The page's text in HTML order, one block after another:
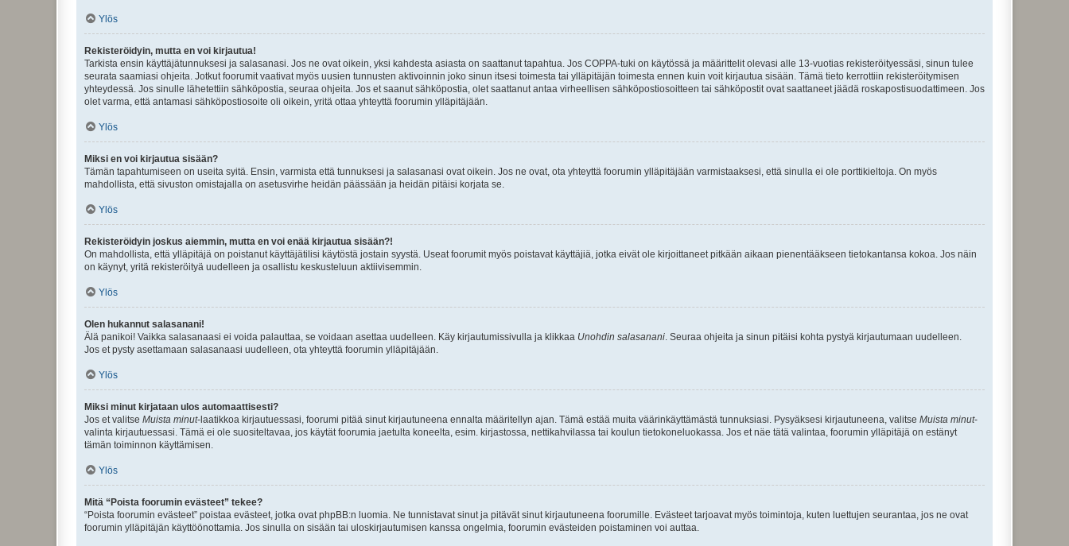
Ylös
Rekisteröidyin, mutta en voi kirjautua!
Tarkista ensin käyttäjätunnuksesi ja salasanasi. Jos ne ovat oikein, yksi kahdesta asiasta on saattanut tapahtua. Jos COPPA-tuki on käytössä ja määrittelit olevasi alle 13-vuotias rekisteröityessäsi, sinun tulee
seurata saamiasi ohjeita. Jotkut foorumit vaativat myös uusien tunnusten aktivoinnin joko sinun itsesi toimesta tai ylläpitäjän toimesta ennen kuin voit kirjautua sisään. Tämä tieto kerrottiin rekisteröitymisen
yhteydessä. Jos sinulle lähetettiin sähköpostia, seuraa ohjeita. Jos et saanut sähköpostia, olet saattanut antaa virheellisen sähköpostiosoitteen tai sähköpostit ovat saattaneet jäädä roskapostisuodattimeen. Jos
olet varma, että antamasi sähköpostiosoite oli oikein, yritä ottaa yhteyttä foorumin ylläpitäjään.
Ylös
Miksi en voi kirjautua sisään?
Tämän tapahtumiseen on useita syitä. Ensin, varmista että tunnuksesi ja salasanasi ovat oikein. Jos ne ovat, ota yhteyttä foorumin ylläpitäjään varmistaaksesi, että sinulla ei ole porttikieltoja. On myös
mahdollista, että sivuston omistajalla on asetusvirhe heidän päässään ja heidän pitäisi korjata se.
Ylös
Rekisteröidyin joskus aiemmin, mutta en voi enää kirjautua sisään?!
On mahdollista, että ylläpitäjä on poistanut käyttäjätilisi käytöstä jostain syystä. Useat foorumit myös poistavat käyttäjiä, jotka eivät ole kirjoittaneet pitkään aikaan pienentääkseen tietokantansa kokoa. Jos näin
on käynyt, yritä rekisteröityä uudelleen ja osallistu keskusteluun aktiivisemmin.
Ylös
Olen hukannut salasanani!
Älä panikoi! Vaikka salasanaasi ei voida palauttaa, se voidaan asettaa uudelleen. Käy kirjautumissivulla ja klikkaa Unohdin salasanani . Seuraa ohjeita ja sinun pitäisi kohta pystyä kirjautumaan uudelleen.
Jos et pysty asettamaan salasanaasi uudelleen, ota yhteyttä foorumin ylläpitäjään.
Ylös
Miksi minut kirjataan ulos automaattisesti?
Jos et valitse Muista minut-laatikkoa kirjautuessasi, foorumi pitää sinut kirjautuneena ennalta määritellyn ajan. Tämä estää muita väärinkäyttämästä tunnuksiasi. Pysyäksesi kirjautuneena, valitse Muista minut-
valinta kirjautuessasi. Tämä ei ole suositeltavaa, jos käytät foorumia jaetulta koneelta, esim. kirjastossa, nettikahvilassa tai koulun tietokoneluokassa. Jos et näe tätä valintaa, foorumin ylläpitäjä on estänyt
tämän toiminnon käyttämisen.
Ylös
Mitä “Poista foorumin evästeet” tekee?
“Poista foorumin evästeet” poistaa evästeet, jotka ovat phpBB:n luomia. Ne tunnistavat sinut ja pitävät sinut kirjautuneena foorumille. Evästeet tarjoavat myös toimintoja, kuten luettujen seurantaa, jos ne ovat
foorumin ylläpitäjän käyttöönottamia. Jos sinulla on sisään tai uloskirjautumisen kanssa ongelmia, foorumin evästeiden poistaminen voi auttaa.